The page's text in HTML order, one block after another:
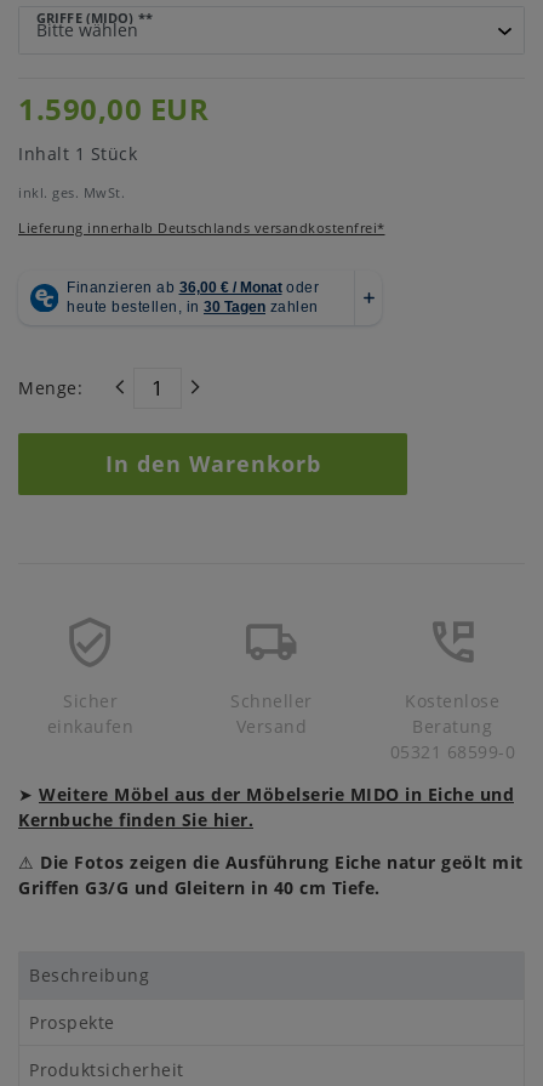
GRIFFE (MIDO) **
1.590,00 EUR
Inhalt 1 Stück
inkl. ges. MwSt.
Lieferung innerhalb Deutschlands versandkostenfrei*
Menge:
In den Warenkorb
Sicher
einkaufen
Schneller
Versand
Kostenlose
Beratung
05321 68599-0
➤ Weitere Möbel aus der Möbelserie MIDO in Eiche und
Kernbuche finden Sie hier.
⚠ Die Fotos zeigen die Ausführung Eiche natur geölt mit
Griffen G3/G und Gleitern in 40 cm Tiefe.
Beschreibung
Prospekte
Produktsicherheit